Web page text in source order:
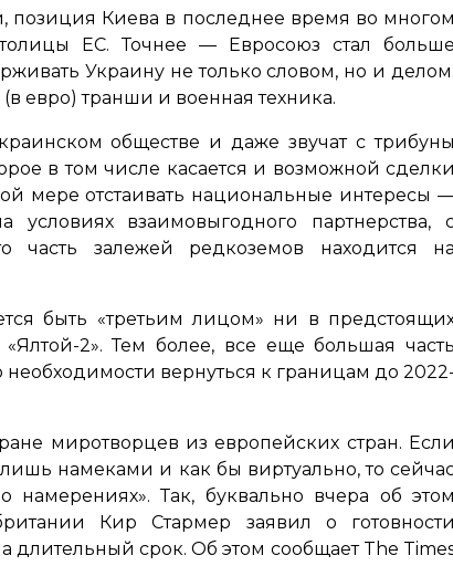
позиция Киева в последнее время во многом
ЕС. Точнее — Евросоюз стал больше
Украину не только словом, но и делом.
евро) транши и военная техника.
обществе и даже звучат с трибуны
в том числе касается и возможной сделки
мере отстаивать национальные интересы
взаимовыгодного партнерства,
часть залежей редкоземов находится на
быть «третьим лицом» ни в
2». Тем более, все еще большая часть
вернуться к границам до 2022-
миротворцев из европейских стран. Если
намеками и как бы виртуально, то
намерениях». Так, буквально вчера об этом
Кир Стармер заявил о готовности
длительный срок. Об этом сообщает The